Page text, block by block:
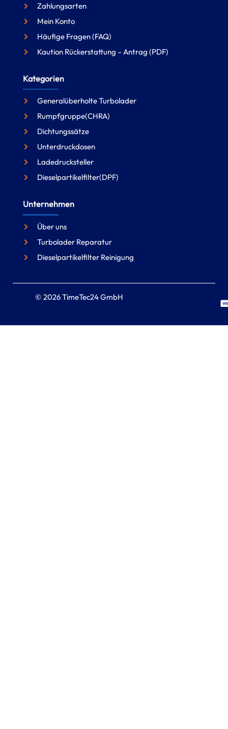
Zahlungsarten
Mein Konto
Häufige Fragen (FAQ)
Kaution Rückerstattung – Antrag (PDF)
Kategorien
Generalüberholte Turbolader
Rumpfgruppe(CHRA)
Dichtungssätze
Unterdruckdosen
Ladedrucksteller
Dieselpartikelfilter(DPF)
Unternehmen
Über uns
Turbolader Reparatur
Dieselpartikelfilter Reinigung
© 2026 TimeTec24 GmbH